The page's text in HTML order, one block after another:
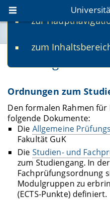
zur
zum
www.uni-
fis.uni-
Ordnungen und
Ordnungen zum
Den formalen Rahmen
folgende Dokumente:
Die Allgemeine
Fakultät GuK
Die Studien- und
zum Studiengang. In
Fachprüfungsordnung
Modulgruppen zu
(ECTS-Punkte) definiert.